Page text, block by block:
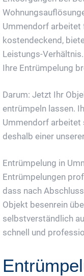
Ummendorf arbeitet
kostendeckend,
Leistungs-
Ihre Entrümpelung
Darum: Jetzt Ihr
entrümpeln lassen.
Ummendorf arbeitet
deshalb einer
Entrümpelung in
Entrümpelungen
dass nach
Objekt besenrein
selbstverständlich
schnell und